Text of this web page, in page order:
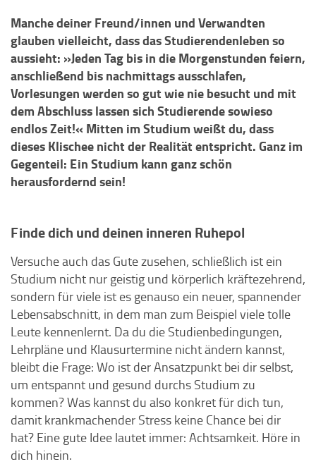
Manche deiner Freund/innen und Verwandten
glauben vielleicht, dass das Studierendenleben so
aussieht: »Jeden Tag bis in die Morgenstunden feiern,
anschließend bis nachmittags ausschlafen,
Vorlesungen werden so gut wie nie besucht und mit
dem Abschluss lassen sich Studierende sowieso
endlos Zeit!« Mitten im Studium weißt du, dass
dieses Klischee nicht der Realität entspricht. Ganz im
Gegenteil: Ein Studium kann ganz schön
herausfordernd sein!
Finde dich und deinen inneren Ruhepol
Versuche auch das Gute zusehen, schließlich ist ein
Studium nicht nur geistig und körperlich kräftezehrend,
sondern für viele ist es genauso ein neuer, spannender
Lebensabschnitt, in dem man zum Beispiel viele tolle
Leute kennenlernt. Da du die Studienbedingungen,
Lehrpläne und Klausurtermine nicht ändern kannst,
bleibt die Frage: Wo ist der Ansatzpunkt bei dir selbst,
um entspannt und gesund durchs Studium zu
kommen? Was kannst du also konkret für dich tun,
damit krankmachender Stress keine Chance bei dir
hat? Eine gute Idee lautet immer: Achtsamkeit. Höre in
dich hinein.